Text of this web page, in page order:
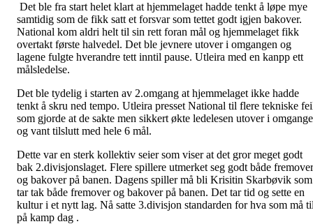
Det ble fra start helet klart at hjemmelaget hadde tenkt å løpe mye
samtidig som de fikk satt et forsvar som tettet godt igjen bakover.
National kom aldri helt til sin rett foran mål og hjemmelaget fikk
overtakt første halvedel. Det ble jevnere utover i omgangen og
lagene fulgte hverandre tett inntil pause. Utleira med en kanpp ett
målsledelse.
Det ble tydelig i starten av 2.omgang at hjemmelaget ikke hadde
tenkt å skru ned tempo. Utleira presset National til flere tekniske
som gjorde at de sakte men sikkert økte ledelesen utover i
og vant tilslutt med hele 6 mål.
Dette var en sterk kollektiv seier som viser at det gror meget godt
bak 2.divisjonslaget. Flere spillere utmerket seg godt både fremover
og bakover på banen. Dagens spiller må bli Krisitin Skarbøvik som
tar tak både fremover og bakover på banen. Det tar tid og sette en
kultur i et nytt lag. Nå satte 3.divisjon standarden for hva som må
på kamp dag .